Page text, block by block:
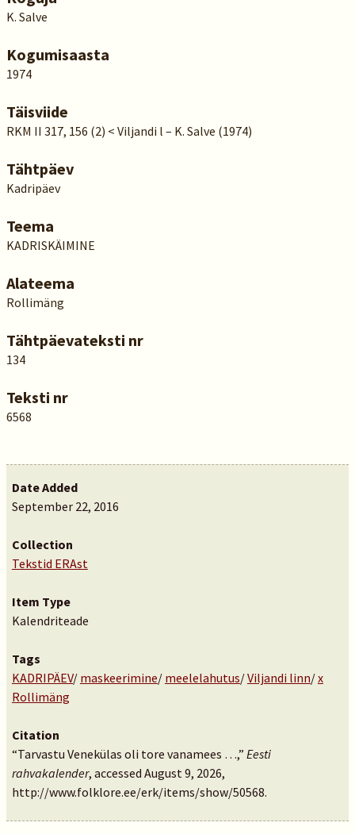
K. Salve
Kogumisaasta
1974
Täisviide
RKM II 317, 156 (2) < Viljandi l – K. Salve (1974)
Tähtpäev
Kadripäev
Teema
KADRISKÄIMINE
Alateema
Rollimäng
Tähtpäevateksti nr
134
Teksti nr
6568
Date Added
September 22, 2016
Collection
Tekstid ERAst
Item Type
Kalendriteade
Tags
KADRIPÄEV/ maskeerimine/ meelelahutus/Viljandi linn/x
Rollimäng
Citation
“Tarvastu Venekülas oli tore vanamees …,” Eesti
rahvakalender, accessed August 9, 2026,
http://www.folklore.ee/erk/items/show/50568.